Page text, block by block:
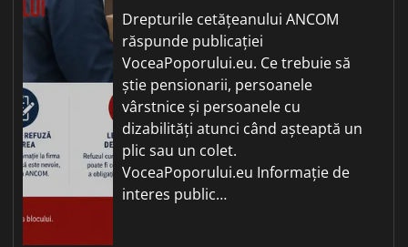
Drepturile cetățeanului ANCOM
răspunde publicației
VoceaPoporului.eu. Ce trebuie să
știe pensionarii, persoanele
vârstnice și persoanele cu
dizabilități atunci când așteaptă un
plic sau un colet.
VoceaPoporului.eu Informație de
interes public…